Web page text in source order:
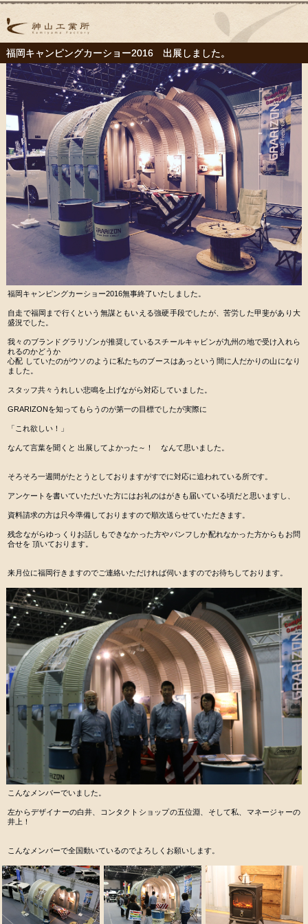
福岡キャンピングカーショー2016 出展しました。
福岡キャンピングカーショー2016無事終了いたしました。
自走で福岡まで行くという無謀ともいえる強硬手段でしたが、苦労した甲斐があり大
盛況でした。
我々のブランドグラリゾンが推奨しているスチールキャビンが九州の地で受け入れら
れるのかどうか
心配 していたのがウソのように私たちのブースはあっという間に人だかりの山になり
ました。
スタッフ共々うれしい悲鳴を上げながら対応していました。
GRARIZONを知ってもらうのが第一の目標でしたが実際に
「これ欲しい！」
なんて言葉を聞くと 出展してよかった～！ なんて思いました。
そろそろ一週間がたとうとしておりますがすでに対応に追われている所です。
アンケートを書いていただいた方にはお礼のはがきも届いている頃だと思いますし、
資料請求の方は只今準備しておりますので順次送らせていただきます。
残念ながらゆっくりお話しもできなかった方やパンフしか配れなかった方からもお問
合せを 頂いております。
来月位に福岡行きますのでご連絡いただければ伺いますのでお待ちしております。
こんなメンバーでいました。
左からデザイナーの白井、コンタクトショップの五位淵、そして私、マネージャーの
井上！
こんなメンバーで全国動いているのでよろしくお願いします。